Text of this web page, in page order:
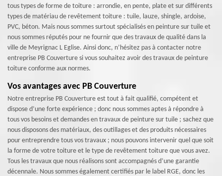
tous types de forme de toiture : arrondie, en pente, plate et sur différents
types de matériau de revêtement toiture : tuile, lauze, shingle, ardoise,
PVC, béton. Mais nous sommes surtout spécialisés en peinture sur tuile et
nous sommes réputés pour ne fournir que des travaux de qualité dans la
ville de Meyrignac L Eglise. Ainsi donc, n’hésitez pas à contacter notre
entreprise PB Couverture si vous souhaitez avoir des travaux de peinture
toiture conforme aux normes.
Vos avantages avec PB Couverture
Notre entreprise PB Couverture est tout à fait qualifié, compétent et
dispose d’une forte expérience ; donc nous sommes aptes à répondre à
tous vos besoins et demandes en travaux de peinture sur tuile ; sachez que
nous disposons des matériaux, des outillages et des produits nécessaires
pour entreprendre tous vos travaux ; nous pouvons intervenir quel que soit
la forme de votre toiture et le type de revêtement toiture que vous avez.
Tous les travaux que nous réalisons sont accompagnés d’une garantie
décennale. Nous sommes également certifiés par le label RGE, donc les